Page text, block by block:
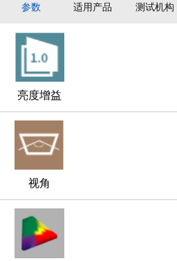
参数 适用产品 测试机构
亮度增益
视角